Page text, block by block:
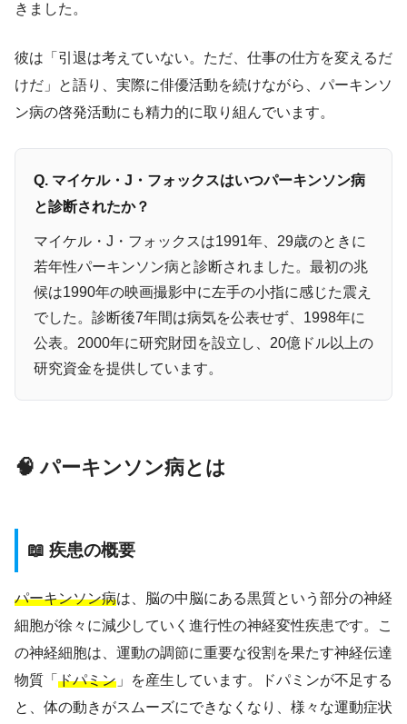
きました。
彼は「引退は考えていない。ただ、仕事の仕方を変えるだ
けだ」と語り、実際に俳優活動を続けながら、パーキンソ
ン病の啓発活動にも精力的に取り組んでいます。
Q. マイケル・J・フォックスはいつパーキンソン病
と診断されたか？
マイケル・J・フォックスは1991年、29歳のときに
若年性パーキンソン病と診断されました。最初の兆
候は1990年の映画撮影中に左手の小指に感じた震え
でした。診断後7年間は病気を公表せず、1998年に
公表。2000年に研究財団を設立し、20億ドル以上の
研究資金を提供しています。
🧠 パーキンソン病とは
📖 疾患の概要
パーキンソン病は、脳の中脳にある黒質という部分の神経
細胞が徐々に減少していく進行性の神経変性疾患です。こ
の神経細胞は、運動の調節に重要な役割を果たす神経伝達
物質「 ドパミン 」を産生しています。ドパミンが不足する
と、体の動きがスムーズにできなくなり、様々な運動症状